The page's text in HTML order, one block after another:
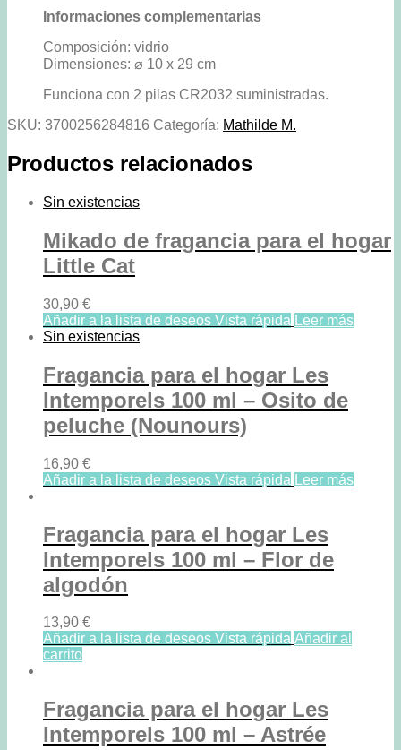
Informaciones complementarias
Composición: vidrio
Dimensiones: ⌀ 10 x 29 cm
Funciona con 2 pilas CR2032 suministradas.
SKU: 3700256284816 Categoría: Mathilde M.
Productos relacionados
Sin existencias
Mikado de fragancia para el hogar
Little Cat
30,90 €
Añadir a la lista de deseos Vista rápida Leer más
Sin existencias
Fragancia para el hogar Les
Intemporels 100 ml – Osito de
peluche (Nounours)
16,90 €
Añadir a la lista de deseos Vista rápida Leer más
Fragancia para el hogar Les
Intemporels 100 ml – Flor de
algodón
13,90 €
Añadir a la lista de deseos Vista rápida Añadir al
carrito
Fragancia para el hogar Les
Intemporels 100 ml – Astrée